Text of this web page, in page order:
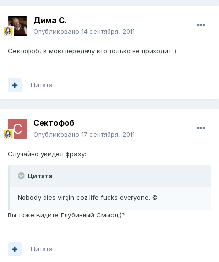
Дима С.
Опубликовано 14 сентября, 2011
Сектофоб, в мою передачу кто только не приходит :)
Цитата
Сектофоб
Опубликовано 17 сентября, 2011
Случайно увидел фразу:
Цитата
Nobody dies virgin coz life fucks everyone. ©
Вы тоже видите Глубинный Смысл;)?
Цитата